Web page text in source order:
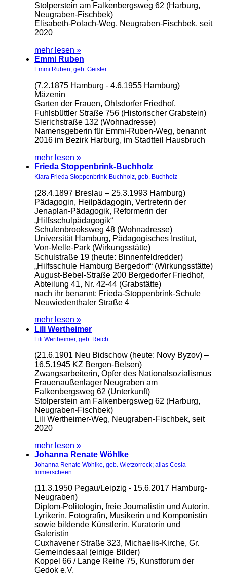
Stolperstein am Falkenbergsweg 62 (Harburg,
Neugraben-Fischbek)
Elisabeth-Polach-Weg, Neugraben-Fischbek, seit
2020
mehr lesen »
Emmi Ruben
Emmi Ruben, geb. Geister
(7.2.1875 Hamburg - 4.6.1955 Hamburg)
Mäzenin
Garten der Frauen, Ohlsdorfer Friedhof,
Fuhlsbüttler Straße 756 (Historischer Grabstein)
Sierichstraße 132 (Wohnadresse)
Namensgeberin für Emmi-Ruben-Weg, benannt
2016 im Bezirk Harburg, im Stadtteil Hausbruch
mehr lesen »
Frieda Stoppenbrink-Buchholz
Klara Frieda Stoppenbrink-Buchholz, geb. Buchholz
(28.4.1897 Breslau – 25.3.1993 Hamburg)
Pädagogin, Heilpädagogin, Vertreterin der
Jenaplan-Pädagogik, Reformerin der
„Hilfsschulpädagogik“
Schulenbrooksweg 48 (Wohnadresse)
Universität Hamburg, Pädagogisches Institut,
Von-Melle-Park (Wirkungsstätte)
Schulstraße 19 (heute: Binnenfeldredder)
„Hilfsschule Hamburg Bergedorf“ (Wirkungsstätte)
August-Bebel-Straße 200 Bergedorfer Friedhof,
Abteilung 41, Nr. 42-44 (Grabstätte)
nach ihr benannt: Frieda-Stoppenbrink-Schule
Neuwiedenthaler Straße 4
mehr lesen »
Lili Wertheimer
Lili Wertheimer, geb. Reich
(21.6.1901 Neu Bidschow (heute: Novy Byzov) –
16.5.1945 KZ Bergen-Belsen)
Zwangsarbeiterin, Opfer des Nationalsozialismus
Frauenaußenlager Neugraben am
Falkenbergsweg 62 (Unterkunft)
Stolperstein am Falkenbergsweg 62 (Harburg,
Neugraben-Fischbek)
Lili Wertheimer-Weg, Neugraben-Fischbek, seit
2020
mehr lesen »
Johanna Renate Wöhlke
Johanna Renate Wöhlke, geb. Wietzorreck; alias Cosia
Immerscheen
(11.3.1950 Pegau/Leipzig - 15.6.2017 Hamburg-
Neugraben)
Diplom-Politologin, freie Journalistin und Autorin,
Lyrikerin, Fotografin, Musikerin und Komponistin
sowie bildende Künstlerin, Kuratorin und
Galeristin
Cuxhavener Straße 323, Michaelis-Kirche, Gr.
Gemeindesaal (einige Bilder)
Koppel 66 / Lange Reihe 75, Kunstforum der
Gedok e.V.